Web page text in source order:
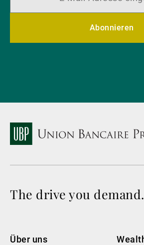
Abonnieren
The drive you demand.
Über uns